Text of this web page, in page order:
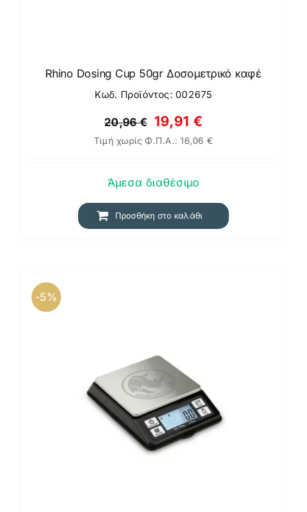
Rhino Dosing Cup 50gr Δοσομετρικό καφέ
Κωδ. Προϊόντος: 002675
20,96€ Original
price
20,96 €.
19,91 €Η
τρέχουσα
19,91 €.
Τιμή χωρίς Φ.Π.Α.:16,06 €
Άμεσα διαθέσιμο
Προσθήκη στο καλάθι
-5%